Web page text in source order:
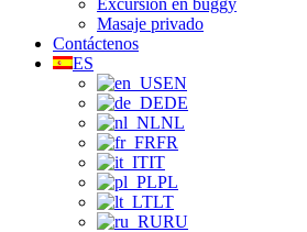
Excursión en buggy
Masaje privado
Contáctenos
ES
EN
DE
NL
FR
IT
PL
LT
RU